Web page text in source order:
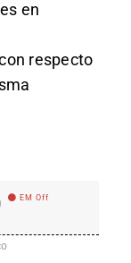
en
respecto
EM Off